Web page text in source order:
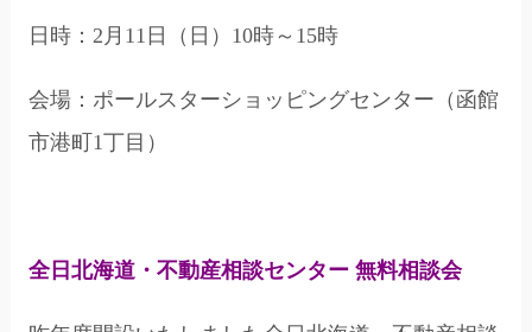
日時：2月11日（日）10時～15時
会場：ポールスターショッピングセンター（函館
市港町1丁目）
全日北海道・不動産相談センター 無料相談会